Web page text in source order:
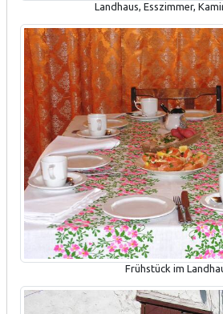
Landhaus, Esszimmer,
Frühstück im